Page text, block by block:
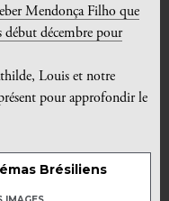
Mendonça Filho que
début décembre pour
Louis et notre
pour approfondir le